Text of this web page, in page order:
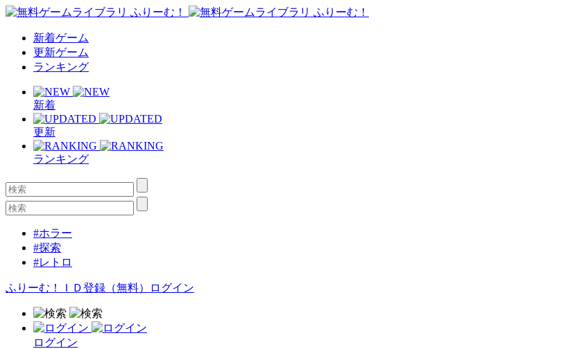
新着ゲーム
更新ゲーム
ランキング
新着
更新
ランキング
#ホラー
#探索
#レトロ
ふりーむ！ＩＤ登録（無料） ログイン
ログイン